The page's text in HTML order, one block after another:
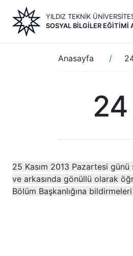
içeriğe
YILDIZ TEKNİK
SOSYAL BILGILER EĞITIMI
Sayfa
yolu
Anasayfa
25 Kasım 2013 Pazartesi
ve arkasında gönüllü olarak
Bölüm Başkanlığına